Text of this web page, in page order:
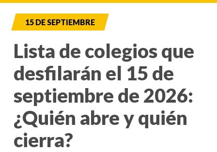
15 DE SEPTIEMBRE
Lista de colegios que
desfilarán el 15 de
septiembre de 2026:
¿Quién abre y quién
cierra?